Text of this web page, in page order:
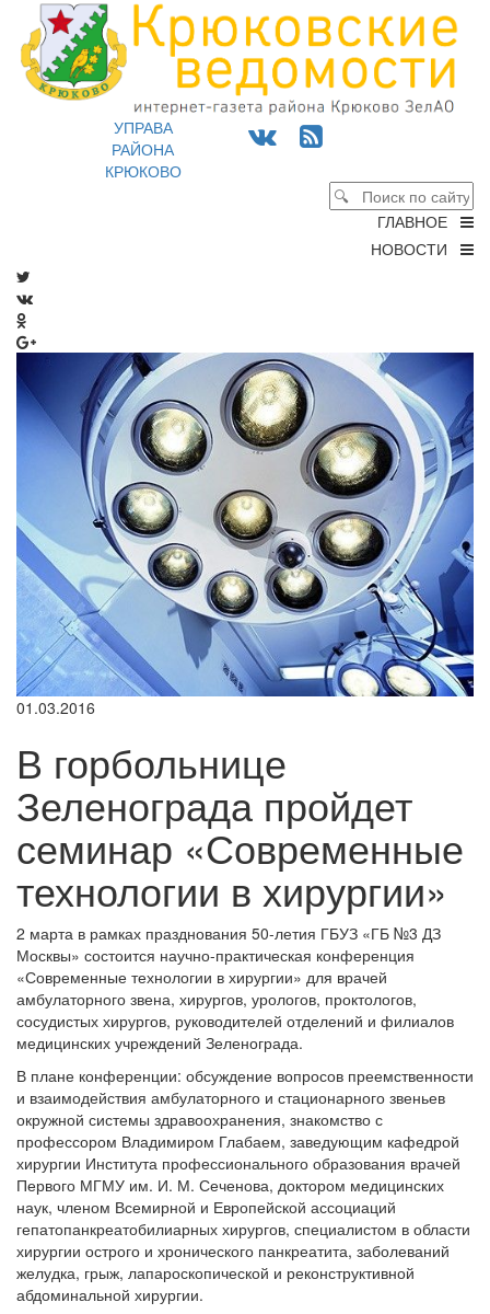
УПРАВА
РАЙОНА
КРЮКОВО
ГЛАВНОЕ
НОВОСТИ
01.03.2016
В горбольнице
Зеленограда пройдет
семинар «Современные
технологии в хирургии»
2 марта в рамках празднования 50-летия ГБУЗ «ГБ №3 ДЗ
Москвы» состоится научно-практическая конференция
«Современные технологии в хирургии» для врачей
амбулаторного звена, хирургов, урологов, проктологов,
сосудистых хирургов, руководителей отделений и филиалов
медицинских учреждений Зеленограда.
В плане конференции: обсуждение вопросов преемственности
и взаимодействия амбулаторного и стационарного звеньев
окружной системы здравоохранения, знакомство с
профессором Владимиром Глабаем, заведующим кафедрой
хирургии Института профессионального образования врачей
Первого МГМУ им. И. М. Сеченова, доктором медицинских
наук, членом Всемирной и Европейской ассоциаций
гепатопанкреатобилиарных хирургов, специалистом в области
хирургии острого и хронического панкреатита, заболеваний
желудка, грыж, лапароскопической и реконструктивной
абдоминальной хирургии.